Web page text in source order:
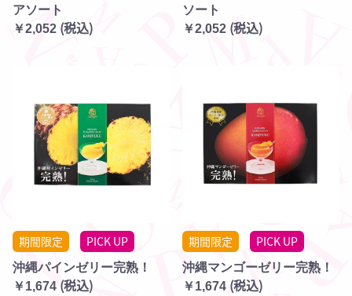
アソート
￥2,052 (税込)
ソート
￥2,052 (税込)
期間限定 PICK UP
沖縄パインゼリー完熟！
￥1,674 (税込)
期間限定 PICK UP
沖縄マンゴーゼリー完熟！
￥1,674 (税込)